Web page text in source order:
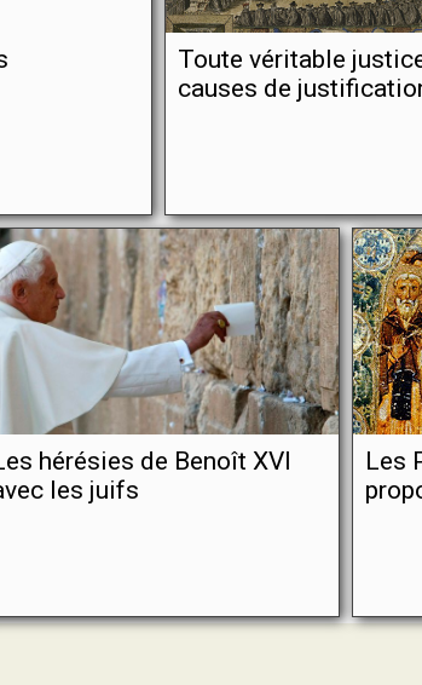
Toute véritable
causes de
hérésies de Benoît XVI
les juifs
Les